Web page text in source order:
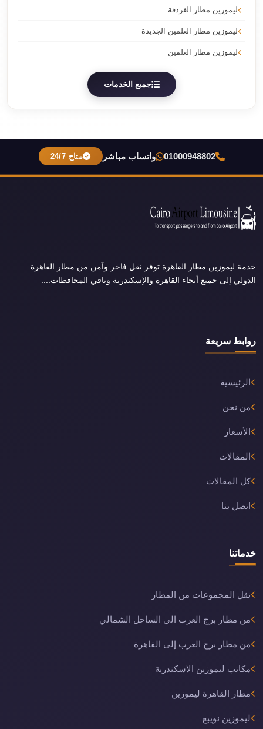
ليموزين مطار الغردقة
ليموزين مطار العلمين الجديدة
ليموزين مطار العلمين
جميع الخدمات
01000948802 واتساب مباشر متاح 24/7
خدمة ليموزين مطار القاهرة توفر نقل فاخر وآمن من مطار القاهرة
الدولي إلى جميع أنحاء القاهرة والإسكندرية وباقي المحافظات....
روابط سريعة
الرئيسية
من نحن
الأسعار
المقالات
كل المقالات
اتصل بنا
خدماتنا
نقل المجموعات من المطار
من مطار برج العرب الى الساحل الشمالي
من مطار برج العرب إلى القاهرة
مكاتب ليموزين الاسكندرية
مطار القاهرة ليموزين
ليموزين نويبع